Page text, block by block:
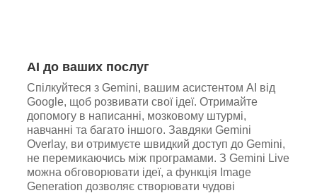
AI до ваших послуг
Спілкуйтеся з Gemini, вашим асистентом AI від
Google, щоб розвивати свої ідеї. Отримайте
допомогу в написанні, мозковому штурмі,
навчанні та багато іншого. Завдяки Gemini
Overlay, ви отримуєте швидкий доступ до Gemini,
не перемикаючись між програмами. З Gemini Live
можна обговорювати ідеї, а функція Image
Generation дозволяє створювати чудові